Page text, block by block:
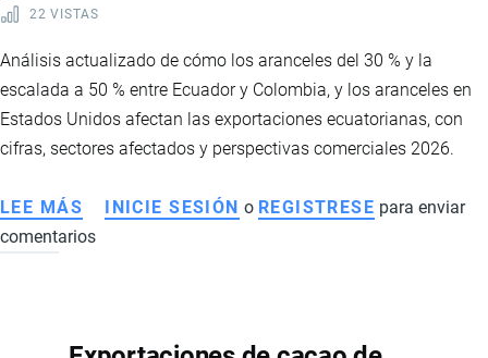
22 VISTAS
Análisis actualizado de cómo los aranceles del 30 % y la
escalada a 50 % entre Ecuador y Colombia, y los aranceles en
Estados Unidos afectan las exportaciones ecuatorianas, con
cifras, sectores afectados y perspectivas comerciales 2026.
LEE MÁS SOBRE
IMPACTO
INICIE SESIÓN o REGISTRESE para enviar
comentarios